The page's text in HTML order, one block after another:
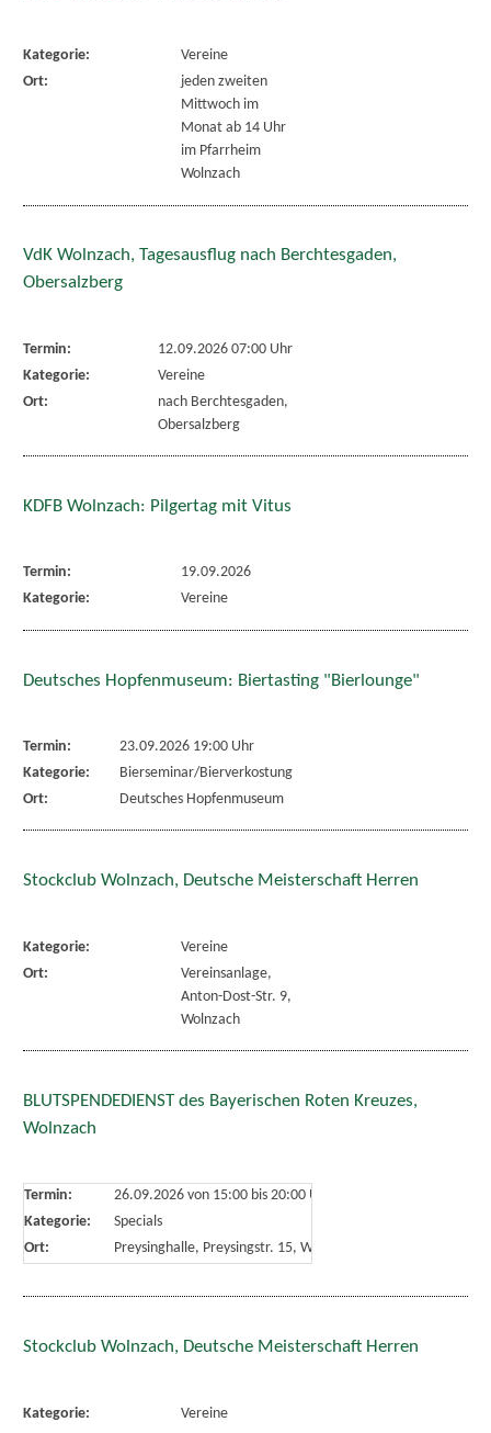
Kategorie:
Vereine
Ort:
jeden zweiten
Mittwoch im
Monat ab 14 Uhr
im Pfarrheim
Wolnzach
VdK Wolnzach, Tagesausflug nach Berchtesgaden,
Obersalzberg
Termin:
12.09.2026 07:00 Uhr
Kategorie:
Vereine
Ort:
nach Berchtesgaden,
Obersalzberg
KDFB Wolnzach: Pilgertag mit Vitus
Termin:
19.09.2026
Kategorie:
Vereine
Deutsches Hopfenmuseum: Biertasting "Bierlounge"
Termin:
23.09.2026 19:00 Uhr
Kategorie:
Bierseminar/Bierverkostung
Ort:
Deutsches Hopfenmuseum
Stockclub Wolnzach, Deutsche Meisterschaft Herren
Kategorie:
Vereine
Ort:
Vereinsanlage,
Anton-Dost-Str. 9,
Wolnzach
BLUTSPENDEDIENST des Bayerischen Roten Kreuzes,
Wolnzach
Termin: 26.09.2026 von 15:00bis 20:00 Uhr
Kategorie:
Specials
Ort:
Preysinghalle, Preysingstr. 15, Wolnzach
Stockclub Wolnzach, Deutsche Meisterschaft Herren
Kategorie:
Vereine